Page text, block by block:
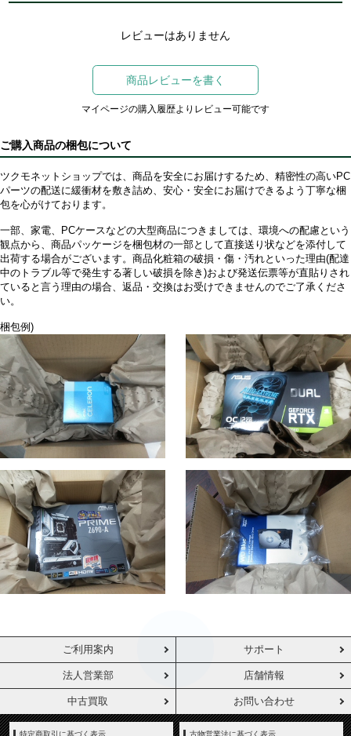
レビューはありません
商品レビューを書く
マイページの購入履歴よりレビュー可能です
ご購入商品の梱包について
ツクモネットショップでは、商品を安全にお届けするため、精密性の高いPC
パーツの配送に緩衝材を敷き詰め、安心・安全にお届けできるよう丁寧な梱
包を心がけております。
一部、家電、PCケースなどの大型商品につきましては、環境への配慮という
観点から、商品パッケージを梱包材の一部として直接送り状などを添付して
出荷する場合がございます。商品化粧箱の破損・傷・汚れといった理由(配達
中のトラブル等で発生する著しい破損を除き)および発送伝票等が直貼りされ
ていると言う理由の場合、返品・交換はお受けできませんのでご了承くださ
い。
梱包例)
ご利用案内 サポート
法人営業部 店舗情報
中古買取 お問い合わせ